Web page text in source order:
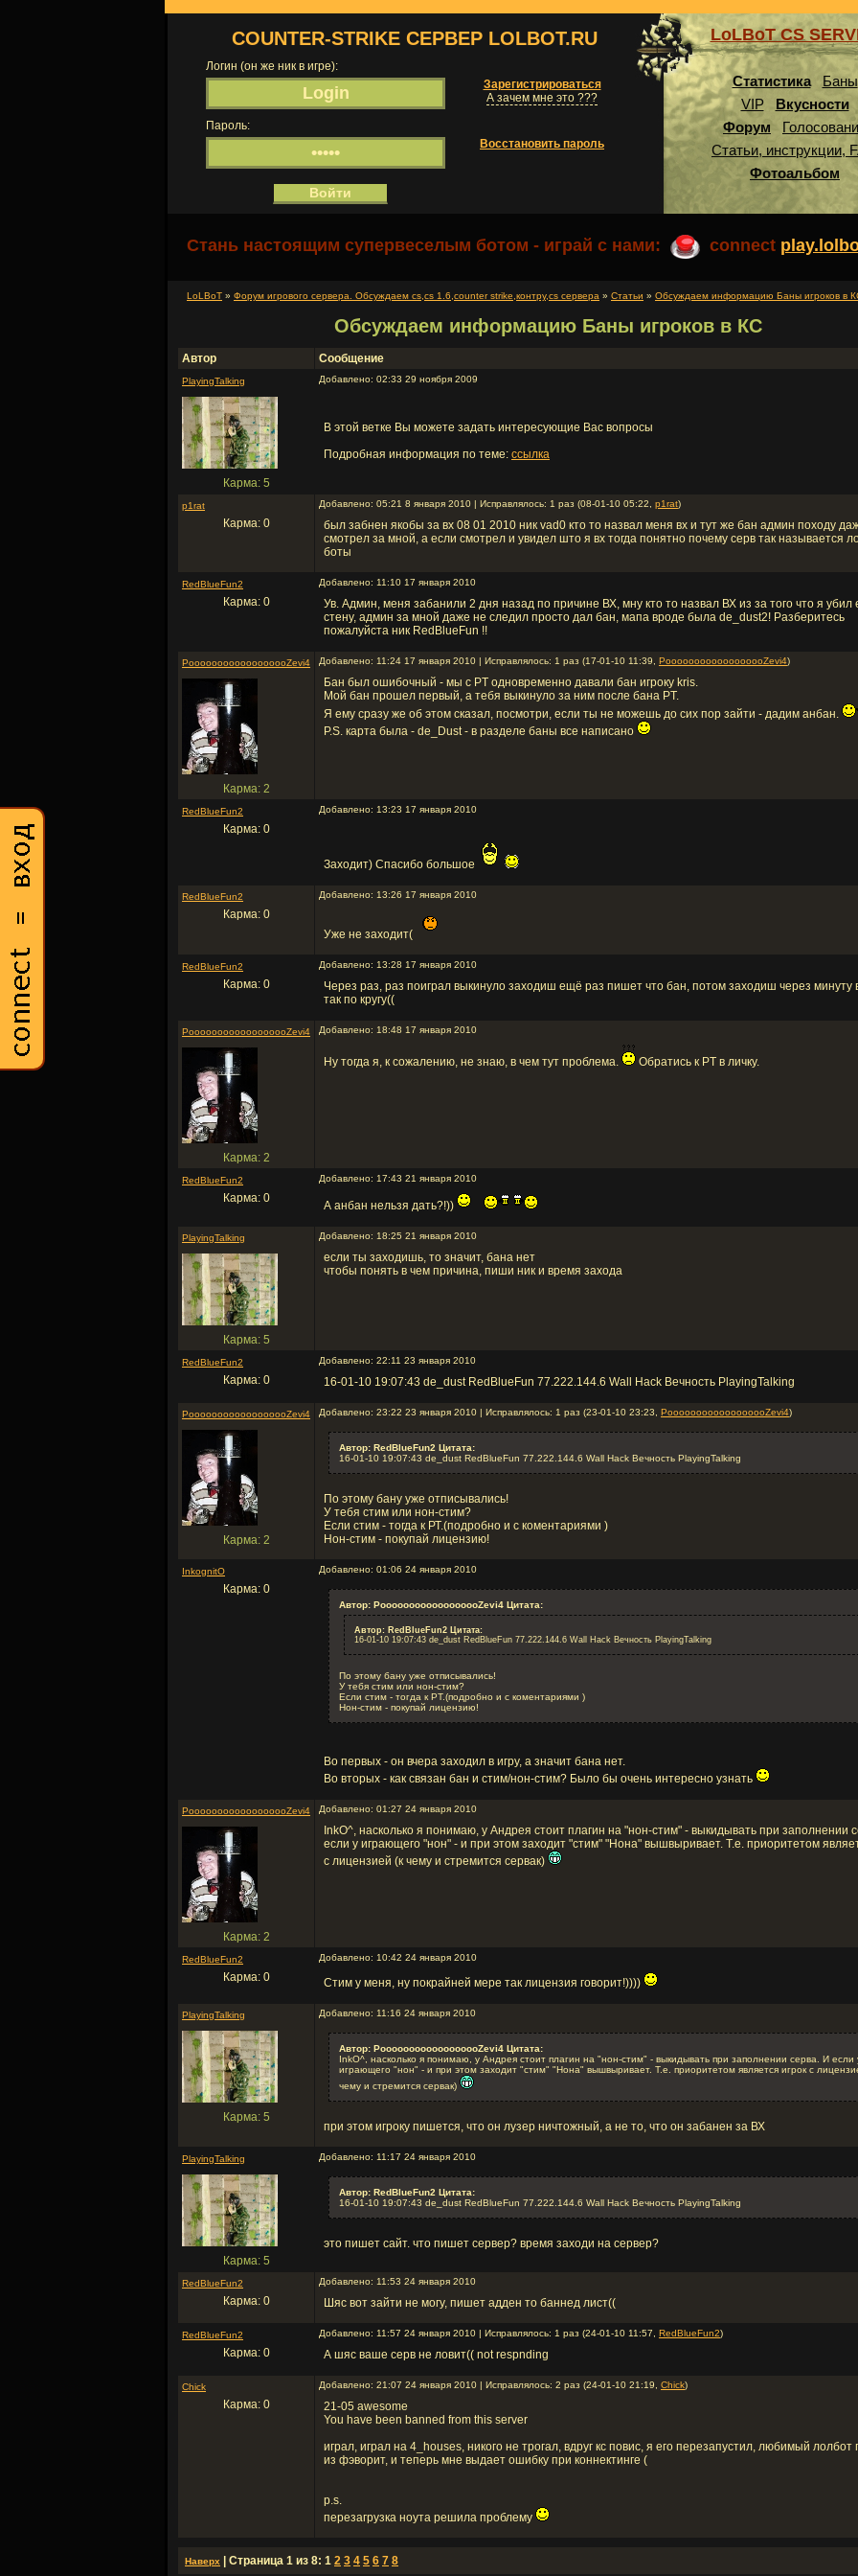
COUNTER-STRIKE СЕРВЕР LOLBOT.RU
Логин (он же ник в игре):
Зарегистрироваться
А зачем мне это ???
Пароль:
Восстановить пароль
LoLBoT CS
Статистика
Баны
VIP
Вкусности
Форум
Статьи, инструкции,
Фотоальбом
Стань настоящим супервеселым ботом - играй с нами: connect
LoLBoT » Форум игрового сервера. Обсуждаем cs,cs 1.6,counter strike,контру,cs сервера » Статьи » Обсуждаем информацию Баны игроков в
Обсуждаем информацию Баны игроков в КС
Автор Сообщение
PlayingTalking
Карма: 5
Добавлено: 02:33 29 ноября 2009
В этой ветке Вы можете задать интересующие Вас вопросы
Подробная информация по теме: ссылка
p1rat
Карма: 0
Добавлено: 05:21 8 января 2010 | Исправлялось: 1 раз (08-01-10 05:22, p1rat)
был забнен якобы за вх 08 01 2010 ник vad0 кто то назвал меня вх и тут же бан админ походу
смотрел за мной, а если смотрел и увидел што я вх тогда понятно почему серв так называется
боты
RedBlueFun2
Карма: 0
Добавлено: 11:10 17 января 2010
Ув. Админ, меня забанили 2 дня назад по причине ВХ, мну кто то назвал ВХ из за того что я убил
стену, админ за мной даже не следил просто дал бан, мапа вроде была de_dust2! Разберитесь
пожалуйста ник RedBlueFun !!
PoooooooooooooooooZevi4
Карма: 2
Добавлено: 11:24 17 января 2010 | Исправлялось: 1 раз (17-01-10 11:39, PoooooooooooooooooZevi4)
Бан был ошибочный - мы с PT одновременно давали бан игроку kris.
Мой бан прошел первый, а тебя выкинуло за ним после бана PT.
Я ему сразу же об этом сказал, посмотри, если ты не можешь до сих пор зайти - дадим анбан.
P.S. карта была - de_Dust - в разделе баны все написано
RedBlueFun2
Карма: 0
Добавлено: 13:23 17 января 2010
Заходит) Спасибо большое
RedBlueFun2
Карма: 0
Добавлено: 13:26 17 января 2010
Уже не заходит(
RedBlueFun2
Карма: 0
Добавлено: 13:28 17 января 2010
Через раз, раз поиграл выкинуло заходиш ещё раз пишет что бан, потом заходиш через минуту
так по кругу((
PoooooooooooooooooZevi4
Карма: 2
Добавлено: 18:48 17 января 2010
Ну тогда я, к сожалению, не знаю, в чем тут проблема. Обратись к PT в личку.
RedBlueFun2
Карма: 0
Добавлено: 17:43 21 января 2010
А анбан нельзя дать?!))
PlayingTalking
Карма: 5
Добавлено: 18:25 21 января 2010
если ты заходишь, то значит, бана нет
чтобы понять в чем причина, пиши ник и время захода
RedBlueFun2
Карма: 0
Добавлено: 22:11 23 января 2010
16-01-10 19:07:43 de_dust RedBlueFun 77.222.144.6 Wall Hack Вечность PlayingTalking
PoooooooooooooooooZevi4
Карма: 2
Добавлено: 23:22 23 января 2010 | Исправлялось: 1 раз (23-01-10 23:23, PoooooooooooooooooZevi4)
Автор: RedBlueFun2 Цитата:
16-01-10 19:07:43 de_dust RedBlueFun 77.222.144.6 Wall Hack Вечность PlayingTalking
По этому бану уже отписывались!
У тебя стим или нон-стим?
Если стим - тогда к РТ.(подробно и с коментариями )
Нон-стим - покупай лицензию!
InkognitO
Карма: 0
Добавлено: 01:06 24 января 2010
Автор: PoooooooooooooooooZevi4 Цитата:
Автор: RedBlueFun2 Цитата:
16-01-10 19:07:43 de_dust RedBlueFun 77.222.144.6 Wall Hack Вечность PlayingTalking
По этому бану уже отписывались!
У тебя стим или нон-стим?
Если стим - тогда к РТ.(подробно и с коментариями )
Нон-стим - покупай лицензию!
Во первых - он вчера заходил в игру, а значит бана нет.
Во вторых - как связан бан и стим/нон-стим? Было бы очень интересно узнать
PoooooooooooooooooZevi4
Карма: 2
Добавлено: 01:27 24 января 2010
InkО^, насколько я понимаю, у Андрея стоит плагин на "нон-стим" - выкидывать при заполнении
если у играющего "нон" - и при этом заходит "стим" "Нона" вышвыривает. Т.е. приоритетом
с лицензией (к чему и стремится сервак)
RedBlueFun2
Карма: 0
Добавлено: 10:42 24 января 2010
Стим у меня, ну покрайней мере так лицензия говорит!))))
PlayingTalking
Карма: 5
Добавлено: 11:16 24 января 2010
Автор: PoooooooooooooooooZevi4 Цитата:
InkО^, насколько я понимаю, у Андрея стоит плагин на "нон-стим" - выкидывать при заполнении серва. И если
играющего "нон" - и при этом заходит "стим" "Нона" вышвыривает. Т.е. приоритетом является игрок с
чему и стремится сервак)
при этом игроку пишется, что он лузер ничтожный, а не то, что он забанен за ВХ
PlayingTalking
Карма: 5
Добавлено: 11:17 24 января 2010
Автор: RedBlueFun2 Цитата:
16-01-10 19:07:43 de_dust RedBlueFun 77.222.144.6 Wall Hack Вечность PlayingTalking
это пишет сайт. что пишет сервер? время заходи на сервер?
RedBlueFun2
Карма: 0
Добавлено: 11:53 24 января 2010
Шяс вот зайти не могу, пишет адден то баннед лист((
RedBlueFun2
Карма: 0
Добавлено: 11:57 24 января 2010 | Исправлялось: 1 раз (24-01-10 11:57, RedBlueFun2)
А шяс ваше серв не ловит(( not respnding
Chick
Карма: 0
Добавлено: 21:07 24 января 2010 | Исправлялось: 2 раз (24-01-10 21:19, Chick)
21-05 awesome
You have been banned from this server
играл, играл на 4_houses, никого не трогал, вдруг кс повис, я его перезапустил, любимый лолбот
из фэворит, и теперь мне выдает ошибку при коннектинге (
p.s.
перезагрузка ноута решила проблему
Наверх | Страница 1 из 8: 1 2 3 4 5 6 7 8